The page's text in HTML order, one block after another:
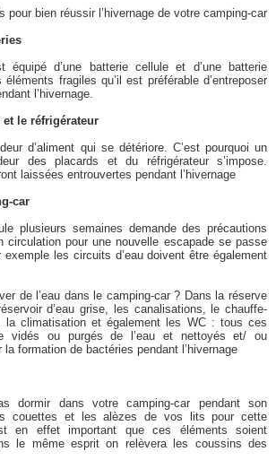
pour bien réussir l’hivernage de votre camping-car
équipé d’une batterie cellule et d’une batterie
fragiles qu’il est préférable d’entreposer
l’hivernage.
et le réfrigérateur
d’aliment qui se détériore. C’est pourquoi un
des placards et du réfrigérateur s’impose.
laissées entrouvertes pendant l’hivernage
car
plusieurs semaines demande des précautions
circulation pour une nouvelle escapade se passe
exemple les circuits d’eau doivent être également
de l’eau dans le camping-car ? Dans la réserve
d’eau grise, les canalisations, le chauffe-
la climatisation et également les WC : tous ces
vidés ou purgés de l’eau et nettoyés et/ ou
formation de bactéries pendant l’hivernage
dormir dans votre camping-car pendant son
couettes et les alèzes de vos lits pour cette
en effet important que ces éléments soient
le même esprit on relèvera les coussins des